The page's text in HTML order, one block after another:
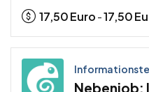
17,50Euro -17,50
Nebenjob: